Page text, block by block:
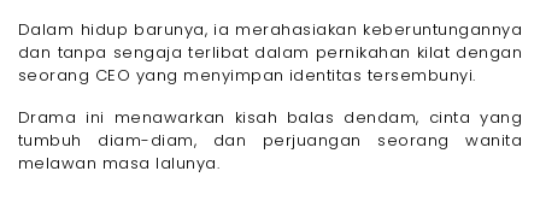
Dalam hidup barunya, ia merahasiakan keberuntungannya
dan tanpa sengaja terlibat dalam pernikahan kilat dengan
seorang CEO yang menyimpan identitas tersembunyi.
Drama ini menawarkan kisah balas dendam, cinta yang
tumbuh diam-diam, dan perjuangan seorang wanita
melawan masa lalunya.